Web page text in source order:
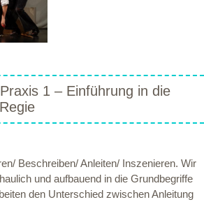
1 – Einführung in die
Beschreiben/ Anleiten/ Inszenieren. Wir
und aufbauend in die Grundbegriffe
den Unterschied zwischen Anleitung